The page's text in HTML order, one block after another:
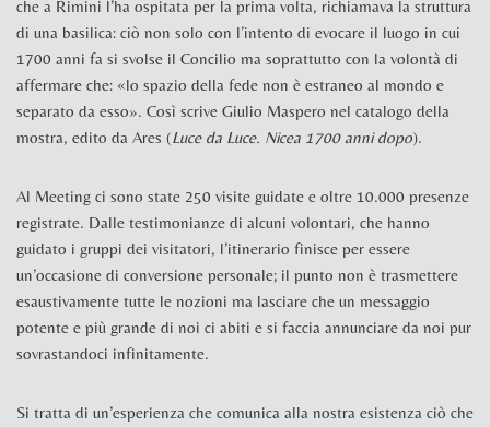
che a Rimini l’ha ospitata per la prima volta, richiamava la struttura
di una basilica: ciò non solo con l’intento di evocare il luogo in cui
1700 anni fa si svolse il Concilio ma soprattutto con la volontà di
affermare che: «lo spazio della fede non è estraneo al mondo e
separato da esso». Così scrive Giulio Maspero nel catalogo della
mostra, edito da Ares (Luce da Luce. Nicea 1700 anni dopo).
Al Meeting ci sono state 250 visite guidate e oltre 10.000 presenze
registrate. Dalle testimonianze di alcuni volontari, che hanno
guidato i gruppi dei visitatori, l’itinerario finisce per essere
un’occasione di conversione personale; il punto non è trasmettere
esaustivamente tutte le nozioni ma lasciare che un messaggio
potente e più grande di noi ci abiti e si faccia annunciare da noi pur
sovrastandoci infinitamente.
Si tratta di un’esperienza che comunica alla nostra esistenza ciò che